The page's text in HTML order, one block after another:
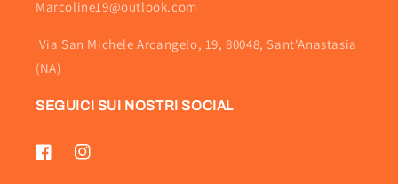
Marcoline19@outlook.com
Via San Michele Arcangelo, 19, 80048, Sant'Anastasia
(NA)
SEGUICI SUI NOSTRI SOCIAL
FacebookInstagram